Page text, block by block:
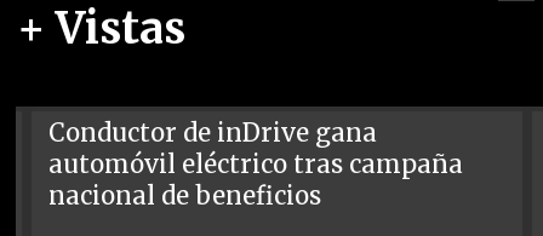
+ Vistas
Conductor de inDrive gana
automóvil eléctrico tras campaña
nacional de beneficios